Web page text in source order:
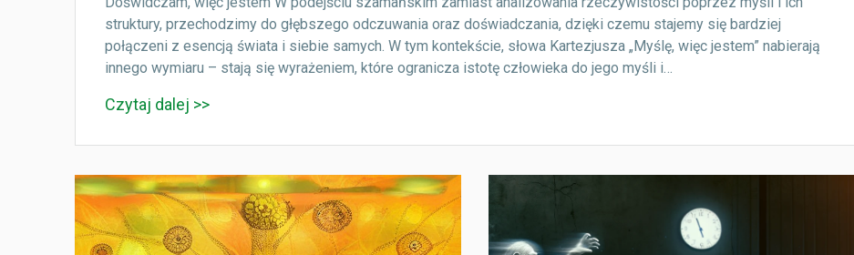
struktury, przechodzimy do głębszego odczuwania oraz doświadczania, dzięki czemu stajemy się bardziej
połączeni z esencją świata i siebie samych. W tym kontekście, słowa Kartezjusza „Myślę, więc jestem” nabierają
innego wymiaru – stają się wyrażeniem, które ogranicza istotę człowieka do jego myśli i…